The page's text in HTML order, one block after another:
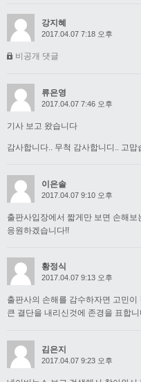
강지혜
2017.04.07 7:18 오후
비공개 댓글
류은영
2017.04.07 7:46 오후
기사 보고 왔습니다
감사합니다.. 무척 감사합니디.. 고맙
이은솔
2017.04.07 9:10 오후
출판사입장에서 짧게만 보면 손해
응원하겠습니다!!
황정식
2017.04.07 9:13 오후
출판사의 손해를 감수하자면 고민이
큰 결단을 내리신것에 존경을 표합
김은지
2017.04.07 9:23 오후